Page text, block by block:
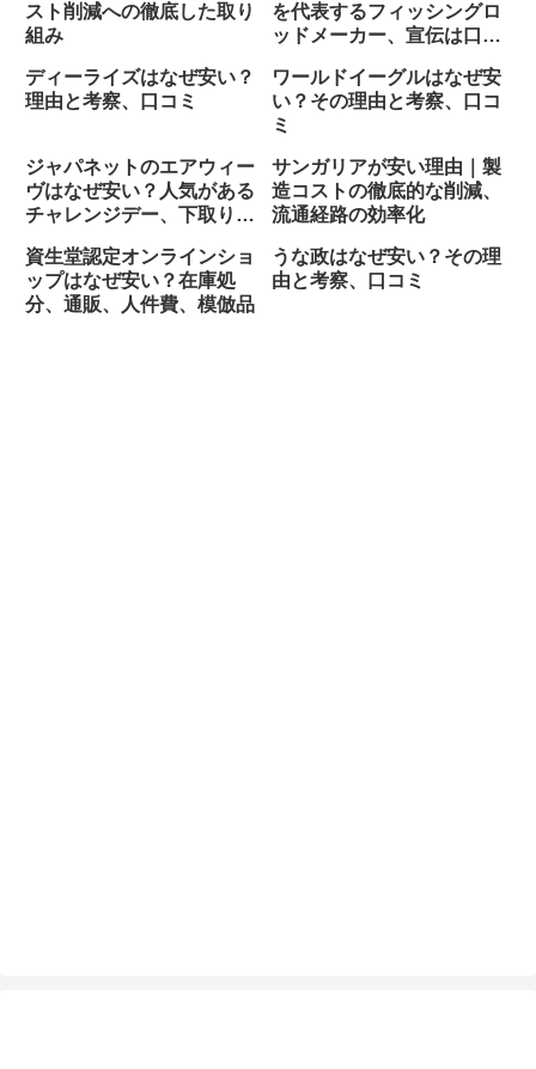
スト削減への徹底した取り
組み
を代表するフィッシングロ
ッドメーカー、宣伝は口コ
ディーライズはなぜ安い？
理由と考察、口コミ
ワールドイーグルはなぜ安
い？その理由と考察、口コ
ミ
ジャパネットのエアウィー
ヴはなぜ安い？人気がある
チャレンジデー、下取りセ
サンガリアが安い理由｜製
造コストの徹底的な削減、
流通経路の効率化
資生堂認定オンラインショ
ップはなぜ安い？在庫処
分、通販、人件費、模倣品
うな政はなぜ安い？その理
由と考察、口コミ